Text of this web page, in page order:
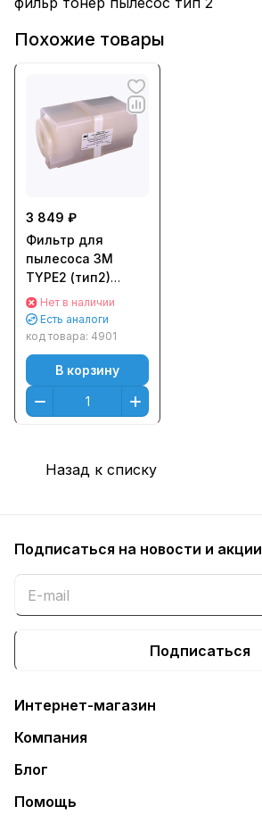
Похожие товары
3 849 ₽
Фильтр для
пылесоса 3M
TYPE2 (тип2)
грубой очистки
SCS
Нет в наличии
Есть аналоги
код товара: 4901
В корзину
Назад к списку
Подписаться на новости и акции
Подписаться
Интернет-магазин
Компания
Блог
Помощь